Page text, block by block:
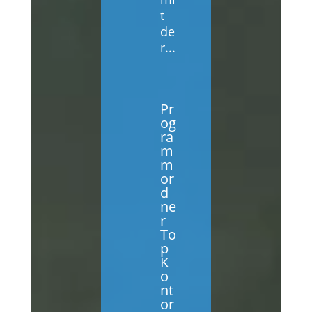
t
de
r...
Pr
og
ra
m
m
or
d
ne
r
To
p
K
o
nt
or